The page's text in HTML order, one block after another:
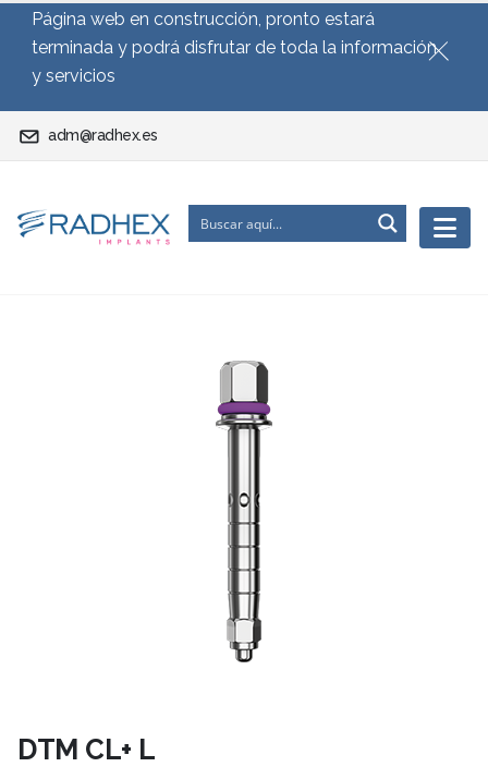
Página web en construcción, pronto estará
terminada y podrá disfrutar de toda la información
y servicios
adm@radhex.es
DTM CL+ L